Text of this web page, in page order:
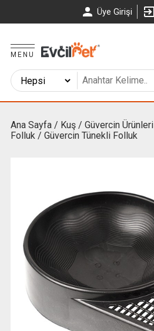
Üye Girişi
MENU
Ana Sayfa/ Kuş/ Güvercin Ürünleri
Folluk/ Güvercin Tünekli Folluk